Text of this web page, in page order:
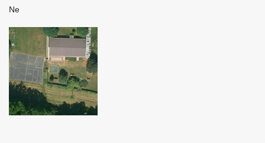
Ne